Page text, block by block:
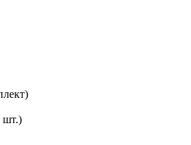
шт.)